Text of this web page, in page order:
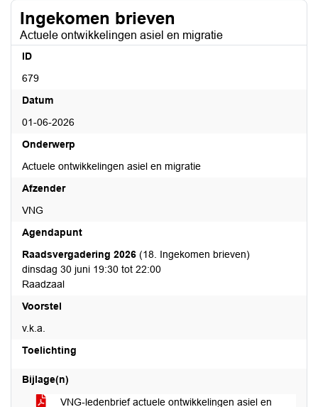
Ingekomen brieven
Actuele ontwikkelingen asiel en migratie
ID
679
Datum
01-06-2026
Onderwerp
Actuele ontwikkelingen asiel en migratie
Afzender
VNG
Agendapunt
Raadsvergadering 2026 (18. Ingekomen brieven)
dinsdag 30 juni 19:30 tot 22:00
Raadzaal
Voorstel
v.k.a.
Toelichting
Bijlage(n)
VNG-ledenbrief actuele ontwikkelingen asiel en